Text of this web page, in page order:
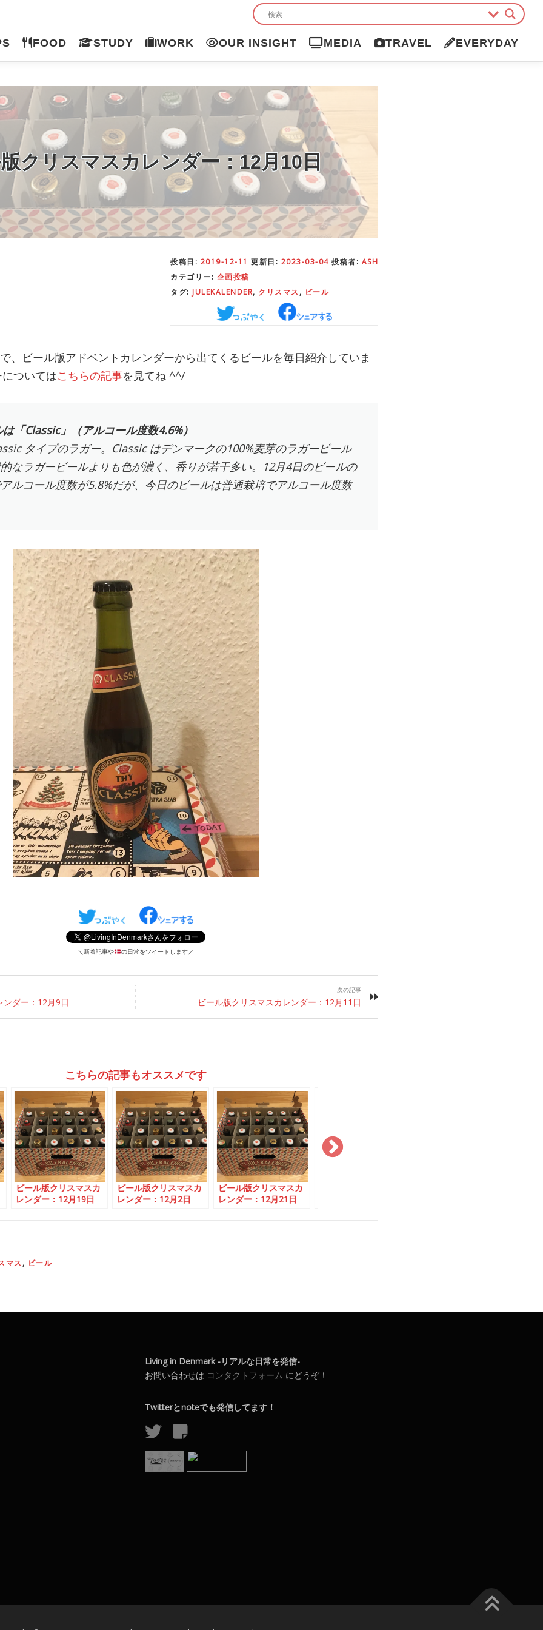
FOOD STUDY WORK OUR INSIGHT MEDIA TRAVEL EVERYDAY
クリスマスカレンダー：12月10日
投稿日: 2019-12-11 更新日: 2023-03-04 投稿者: ASH
カテゴリー: 企画投稿
タグ: JULEKALENDER, クリスマス , ビール
、ビール版アドベントカレンダーから出てくるビールを毎日紹介していま
ついてはこちらの記事を見てね ^^/
「Classic」（アルコール度数4.6%）
タイプのラガー。Classic はデンマークの100%麦芽のラガービール
なラガービールよりも色が濃く、香りが若干多い。12月4日のビールの
ルコール度数が5.8%だが、今日のビールは普通栽培でアルコール度数
＼新着記事や の日常をツイートします／
ンダー：12月9日
次の記事
ビール版クリスマスカレンダー：12月11日
こちらの記事もオススメです
ル版クリスマスカ
ンダー：12月19日
ビール版クリスマスカ
レンダー：12月2日
ビール版クリスマスカ
レンダー：12月21日
ビール版クリスマスカ
マス , ビール
Living in Denmark -リアルな日常を発信-
お問い合わせは コンタクトフォーム にどうぞ！
Twitterとnoteでも発信してます！